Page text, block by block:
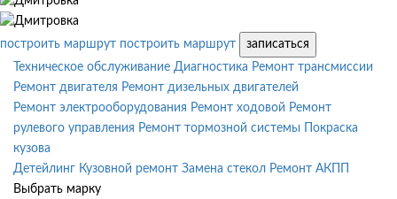
построить маршрут построить маршрут
записаться
Техническое обслуживание Диагностика Ремонт трансмиссии
Ремонт двигателя Ремонт дизельных двигателей
Ремонт электрооборудования Ремонт ходовой Ремонт
рулевого управления Ремонт тормозной системы
Покраска
кузова
Детейлинг Кузовной ремонт Замена стекол Ремонт АКПП
Выбрать марку